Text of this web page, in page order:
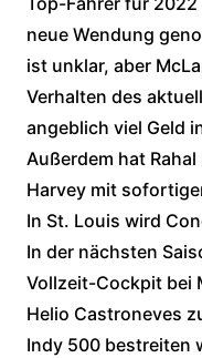
neue Wendung
ist unklar, aber
Verhalten des
angeblich viel Geld
Außerdem hat
Harvey mit
In St. Louis wird
In der nächsten
Vollzeit-Cockpit bei
Helio Castroneves
Indy 500 bestreiten